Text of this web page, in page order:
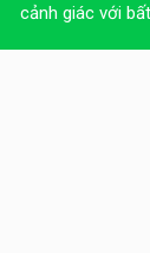
cảnh giác với